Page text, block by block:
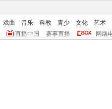
戏曲 音乐 科教 青少 文化
艺术
直播中国 赛事直播 网络